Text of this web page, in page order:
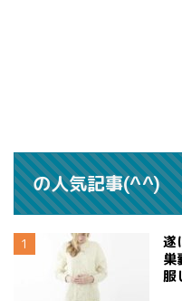
の人気記事(^^)
遂
巣
服